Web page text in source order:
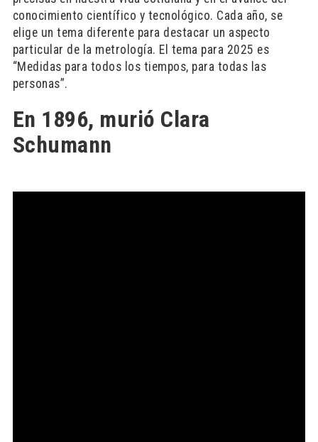
conocimiento científico y tecnológico. Cada año, se
elige un tema diferente para destacar un aspecto
particular de la metrología. El tema para 2025 es
“Medidas para todos los tiempos, para todas las
personas”.
En 1896, murió Clara
Schumann